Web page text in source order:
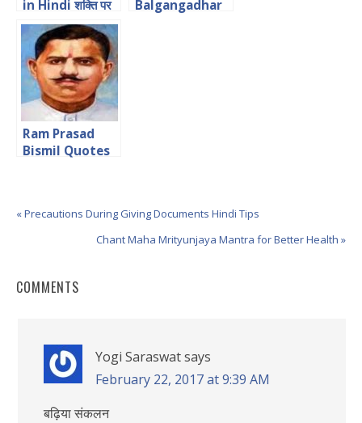
in Hindi शक्ति पर
अनमोल विचार
Balgangadhar
Ram Prasad
Bismil Quotes
« Precautions During Giving Documents Hindi Tips
Chant Maha Mrityunjaya Mantra for Better Health »
COMMENTS
Yogi Saraswatsays
February 22, 2017 at 9:39 AM
बढ़िया संकलन